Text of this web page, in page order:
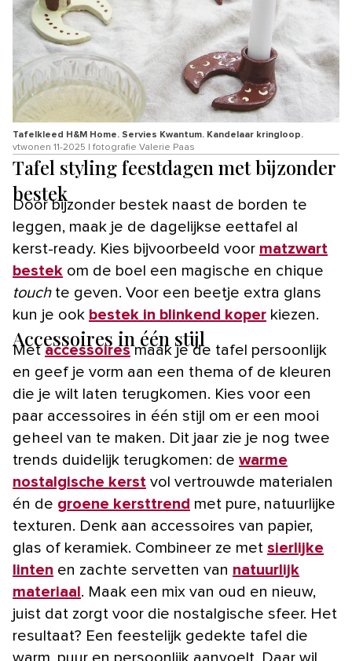
Tafelkleed H&M Home. Servies Kwantum. Kandelaar kringloop.
vtwonen 11-2025 | fotografie Valerie Paas
Tafel styling feestdagen met bijzonder
bestek
Door bijzonder bestek naast de borden te
leggen, maak je de dagelijkse eettafel al
kerst-ready. Kies bijvoorbeeld voor matzwart
bestek om de boel een magische en chique
touchte geven. Voor een beetje extra glans
kun je ook bestek in blinkend koper kiezen.
Accessoires in één stijl
Metaccessoiresmaak je de tafel persoonlijk
en geef je vorm aan een thema of de kleuren
die je wilt laten terugkomen. Kies voor een
paar accessoires in één stijl om er een mooi
geheel van te maken. Dit jaar zie je nog twee
trends duidelijk terugkomen: de warme
nostalgische kerst vol vertrouwde materialen
én de groene kersttrend met pure, natuurlijke
texturen. Denk aan accessoires van papier,
glas of keramiek. Combineer ze met sierlijke
linten en zachte servetten van natuurlijk
materiaal. Maak een mix van oud en nieuw,
juist dat zorgt voor die nostalgische sfeer. Het
resultaat? Een feestelijk gedekte tafel die
warm, puur en persoonlijk aanvoelt. Daar wil